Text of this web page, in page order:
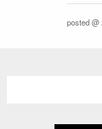
posted @